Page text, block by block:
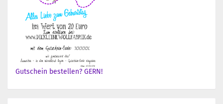
Gutschein bestellen? GERN!